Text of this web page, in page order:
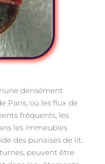
densément
Paris, où les flux de
fréquents, les
les immeubles
des punaises de lit.
peuvent être